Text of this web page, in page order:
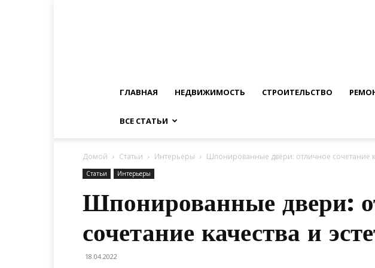
ГЛАВНАЯ НЕДВИЖИМОСТЬ СТРОИТЕЛЬСТВО
ВСЕ СТАТЬИ
Домой Статьи Интерьеры Шпонированные двери: отличное сочетание
Статьи Интерьеры
Шпонированные двери:
сочетание качества и
18.04.2022